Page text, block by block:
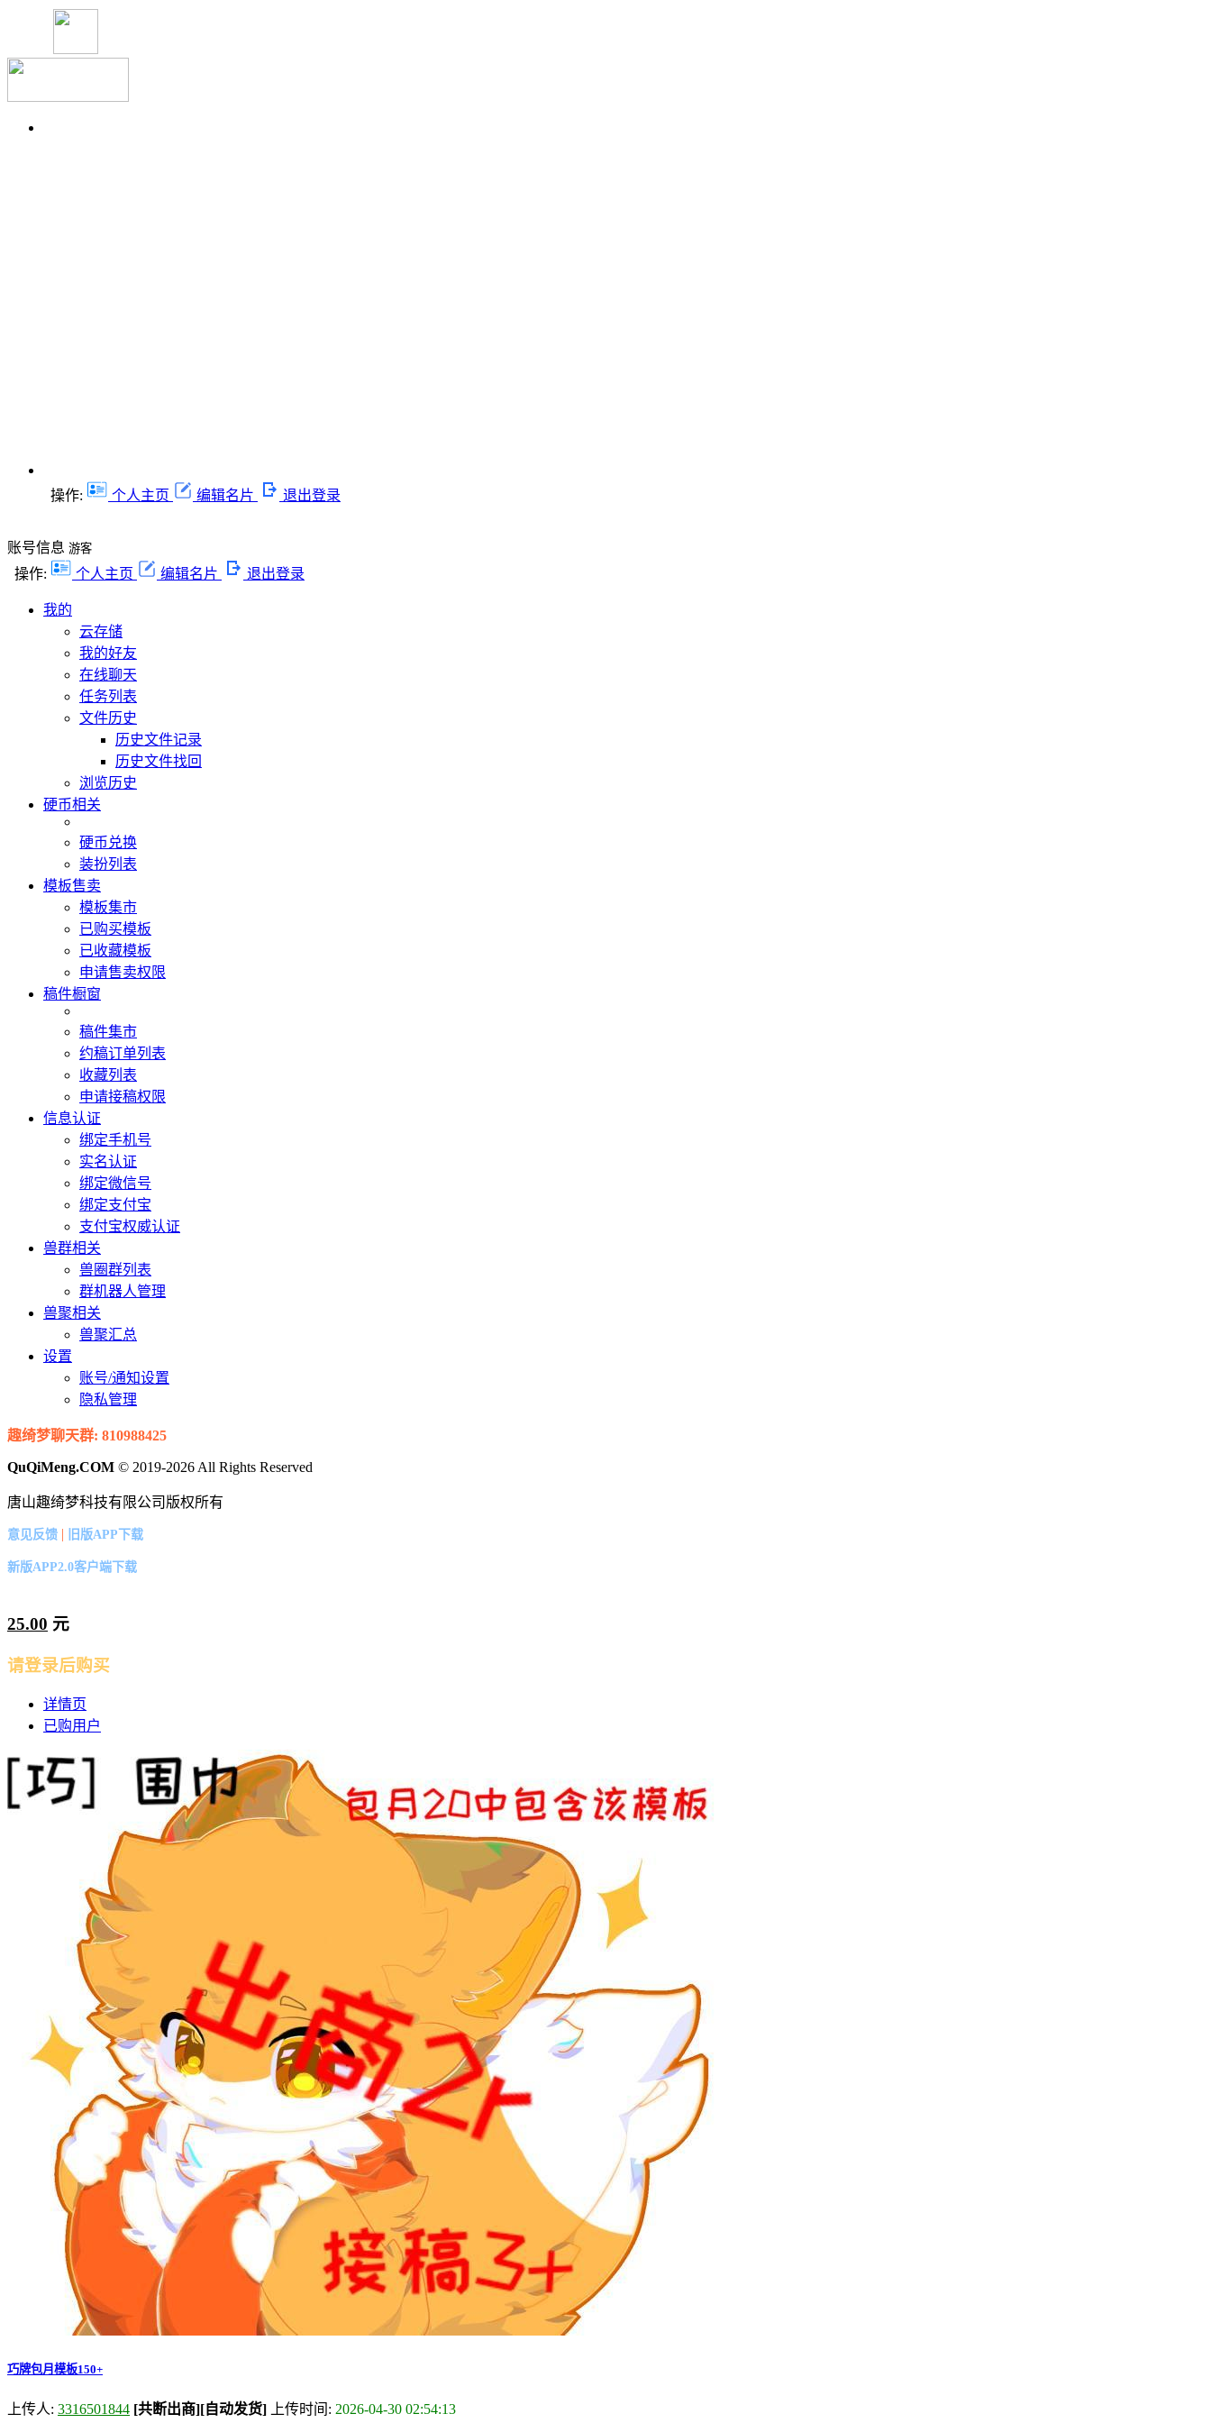
操作: 个人主页 编辑名片 退出登录
账号信息 游客
操作: 个人主页 编辑名片 退出登录
我的
云存储
我的好友
在线聊天
任务列表
文件历史
历史文件记录
历史文件找回
浏览历史
硬币相关
硬币兑换
装扮列表
模板售卖
模板集市
已购买模板
已收藏模板
申请售卖权限
稿件橱窗
稿件集市
约稿订单列表
收藏列表
申请接稿权限
信息认证
绑定手机号
实名认证
绑定微信号
绑定支付宝
支付宝权威认证
兽群相关
兽圈群列表
群机器人管理
兽聚相关
兽聚汇总
设置
账号/通知设置
隐私管理
趣绮梦聊天群: 810988425
QuQiMeng.COM © 2019-2026 All Rights Reserved
唐山趣绮梦科技有限公司版权所有
意见反馈 | 旧版APP下载
新版APP2.0客户端下载
25.00 元
请登录后购买
详情页
已购用户
巧牌包月模板150+
上传人: 3316501844 [共断出商][自动发货] 上传时间: 2026-04-30 02:54:13